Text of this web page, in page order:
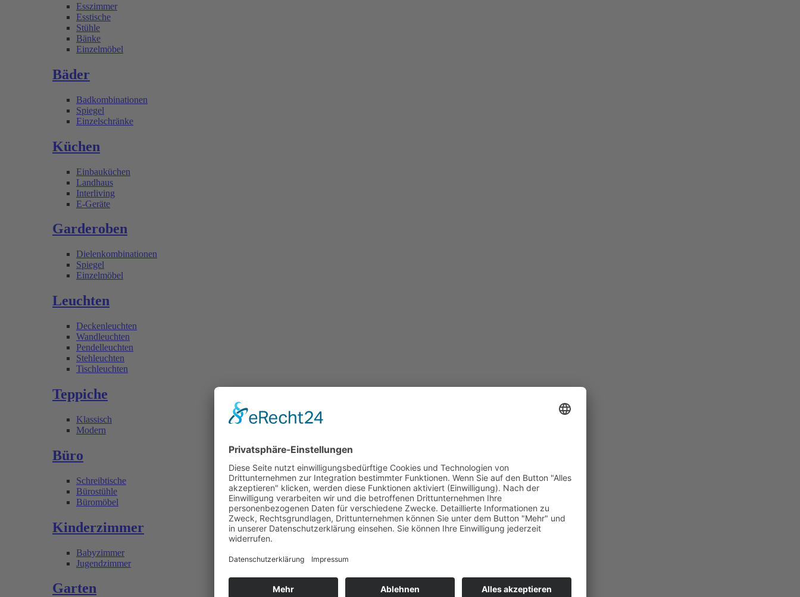
Esszimmer
Esstische
Stühle
Bänke
Einzelmöbel
Bäder
Badkombinationen
Spiegel
Einzelschränke
Küchen
Einbauküchen
Landhaus
Interliving
E-Geräte
Garderoben
Dielenkombinationen
Spiegel
Einzelmöbel
Leuchten
Deckenleuchten
Wandleuchten
Pendelleuchten
Stehleuchten
Tischleuchten
Teppiche
Klassisch
Modern
Büro
Schreibtische
Bürostühle
Büromöbel
Kinderzimmer
Babyzimmer
Jugendzimmer
Garten